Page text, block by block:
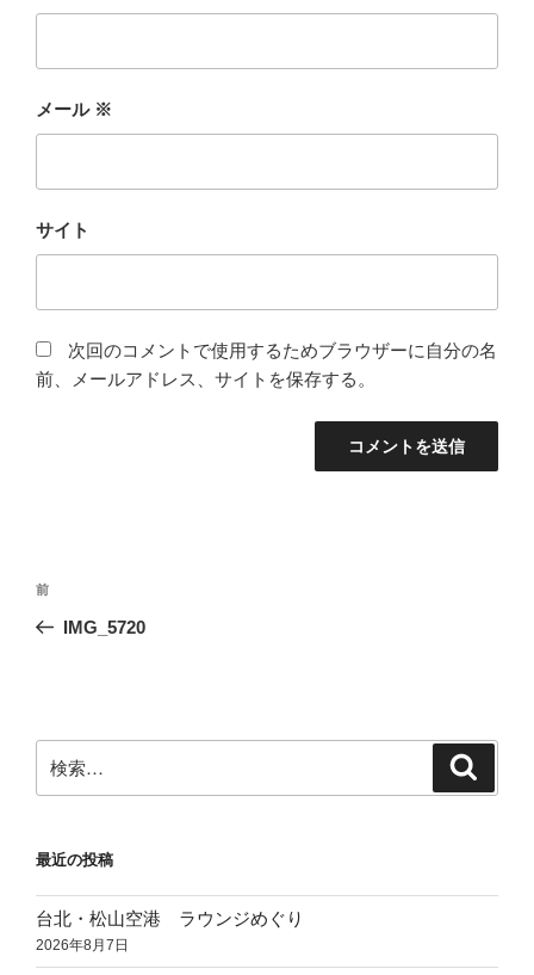
メール ※
サイト
次回のコメントで使用するためブラウザーに自分の名
前、メールアドレス、サイトを保存する。
投
ナ
ー
シ
前
の
前
IMG_5720
索:
最近の投稿
台北・松山空港 ラウンジめぐり
2026年8月7日